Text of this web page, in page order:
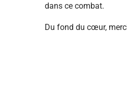
dans ce combat.
Du fond du cœur,